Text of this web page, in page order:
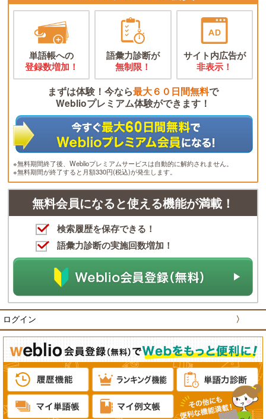
単語帳への
登録数増加！
語彙力診断が
無制限！
サイト内広告が
非表示！
まずは体験！今なら最大６０日間無料で
Weblioプレミアム体験ができます！
※無料期間終了後、Weblioプレミアムサービスは自動的に解約されません。
※無料期間が終了すると月額330円(税込)が発生します。
無料会員になると使える機能が満載！
検索履歴を保存できる！
語彙力診断の実施回数増加！
ログイン 〉